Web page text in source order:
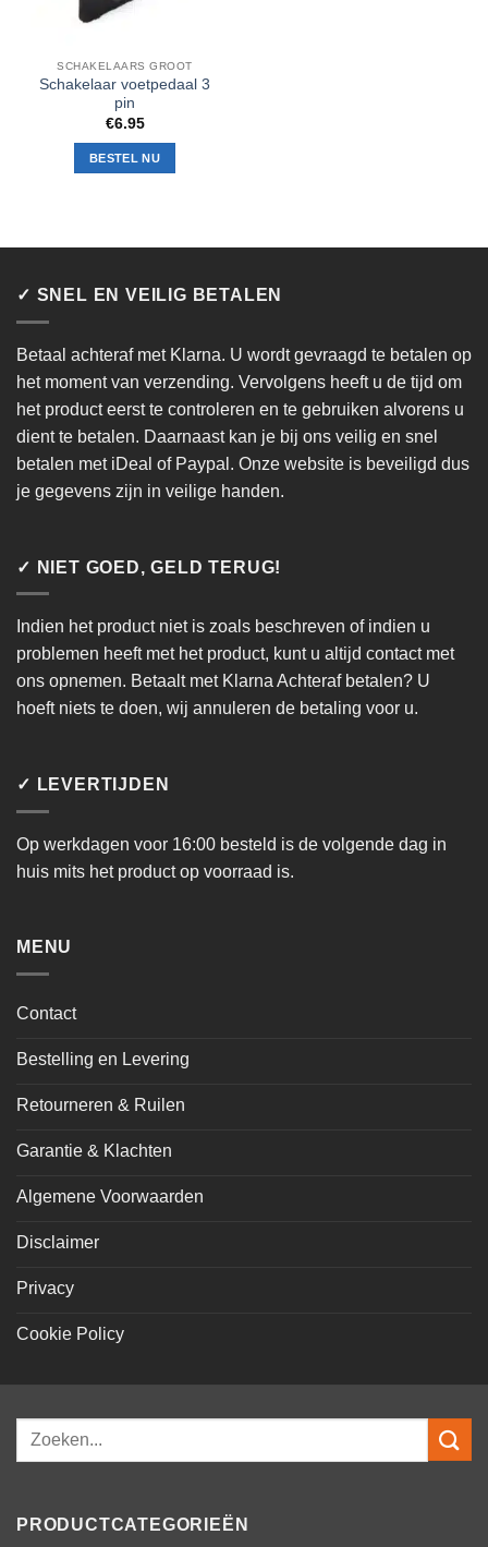
SCHAKELAARS GROOT
Schakelaar voetpedaal 3
pin
€6.95
BESTEL NU
✓ SNEL EN VEILIG BETALEN
Betaal achteraf met Klarna. U wordt gevraagd te betalen op
het moment van verzending. Vervolgens heeft u de tijd om
het product eerst te controleren en te gebruiken alvorens u
dient te betalen. Daarnaast kan je bij ons veilig en snel
betalen met iDeal of Paypal. Onze website is beveiligd dus
je gegevens zijn in veilige handen.
✓ NIET GOED, GELD TERUG!
Indien het product niet is zoals beschreven of indien u
problemen heeft met het product, kunt u altijd contact met
ons opnemen. Betaalt met Klarna Achteraf betalen? U
hoeft niets te doen, wij annuleren de betaling voor u.
✓ LEVERTIJDEN
Op werkdagen voor 16:00 besteld is de volgende dag in
huis mits het product op voorraad is.
MENU
Contact
Bestelling en Levering
Retourneren & Ruilen
Garantie & Klachten
Algemene Voorwaarden
Disclaimer
Privacy
Cookie Policy
Zoeken
PRODUCTCATEGORIEËN